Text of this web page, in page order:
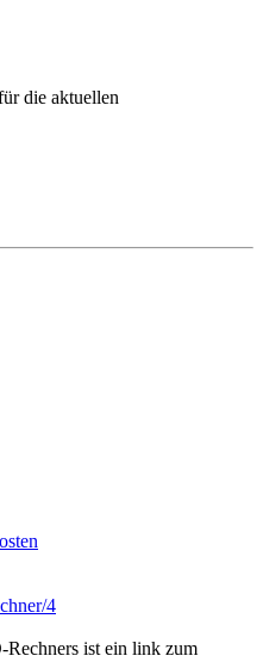
die aktuellen
4
ist ein link zum